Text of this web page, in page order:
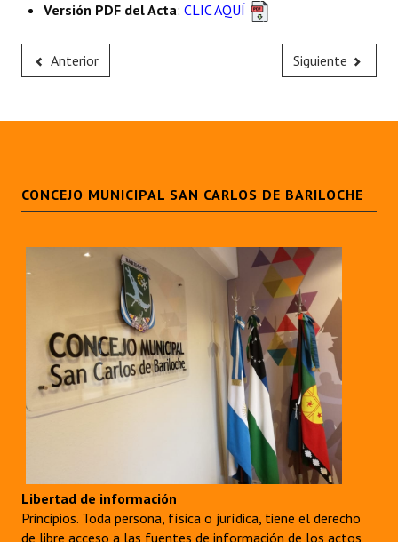
Versión PDF del Acta: CLIC AQUÍ
Anterior Siguiente
CONCEJO MUNICIPAL SAN CARLOS DE BARILOCHE
Libertad de información
Principios. Toda persona, física o jurídica, tiene el derecho
de libre acceso a las fuentes de información de los actos